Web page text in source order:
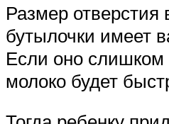
Размер отверстия
бутылочки имеет
Если оно
молоко будет